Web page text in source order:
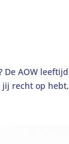
De AOW leeftijd
recht op